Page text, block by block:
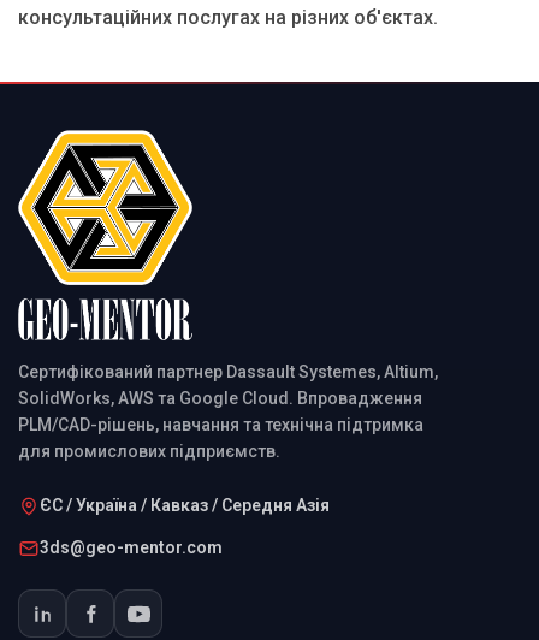
консультаційних послугах на різних об'єктах.
Сертифікований партнер Dassault Systemes, Altium,
SolidWorks, AWS та Google Cloud. Впровадження
PLM/CAD-рішень, навчання та технічна підтримка
для промислових підприємств.
ЄС / Україна / Кавказ / Середня Азія
3ds@geo-mentor.com